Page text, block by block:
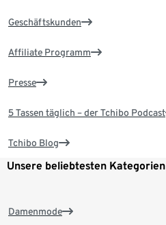
Geschäftskunden
Affiliate Programm
Presse
5 Tassen täglich – der Tchibo Podcast
Tchibo Blog
Unsere beliebtesten Kategorien
Damenmode